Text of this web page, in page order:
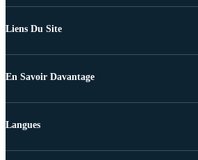
Liens Du Site
En Savoir Davantage
Langues